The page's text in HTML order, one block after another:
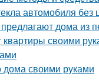
автомобиля без
дома из
своими
дома своими руками